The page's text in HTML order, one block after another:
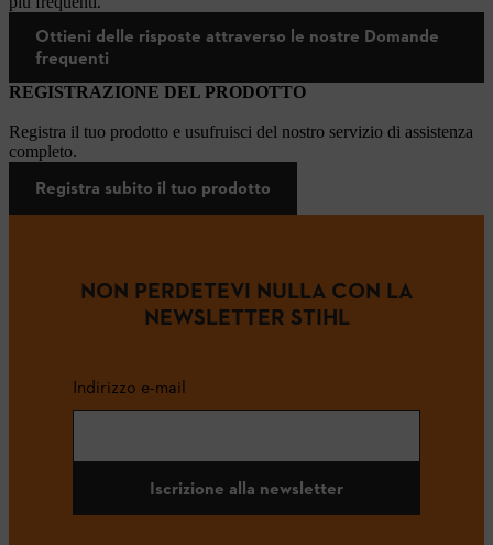
Ottieni delle risposte attraverso le nostre Domande
frequenti
REGISTRAZIONE DEL PRODOTTO
Registra il tuo prodotto e usufruisci del nostro servizio di assistenza
completo.
Registra subito il tuo prodotto
NON PERDETEVI NULLA CON LA
NEWSLETTER STIHL
Indirizzo e-mail
Iscrizione alla newsletter